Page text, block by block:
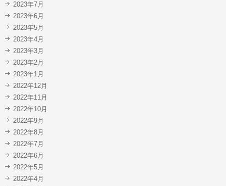
2023年7月
2023年6月
2023年5月
2023年4月
2023年3月
2023年2月
2023年1月
2022年12月
2022年11月
2022年10月
2022年9月
2022年8月
2022年7月
2022年6月
2022年5月
2022年4月